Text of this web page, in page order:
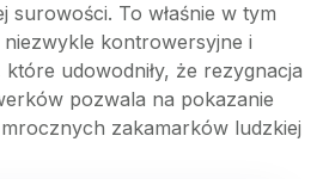
surowości. To właśnie w tym
kontrowersyjne i
udowodniły, że rezygnacja
pozwala na pokazanie
zakamarków ludzkiej